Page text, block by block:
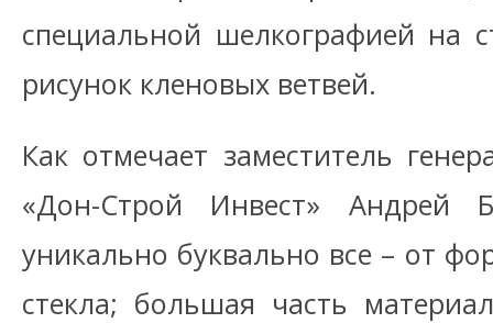
специальной шелкографией на
рисунок кленовых ветвей.
Как отмечает заместитель
«Дон-Строй Инвест» Андрей
уникально буквально все – от
стекла; большая часть